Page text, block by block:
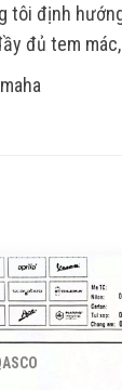
tôi định
đủ tem